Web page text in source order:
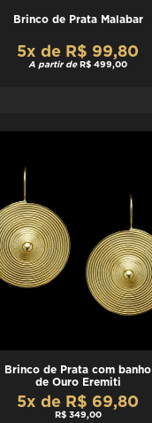
Brinco de Prata Malabar
5x de R$ 99,80
A partir de R$ 499,00
Brinco de Prata com banho
de Ouro Eremiti
5x de R$ 69,80
R$ 349,00